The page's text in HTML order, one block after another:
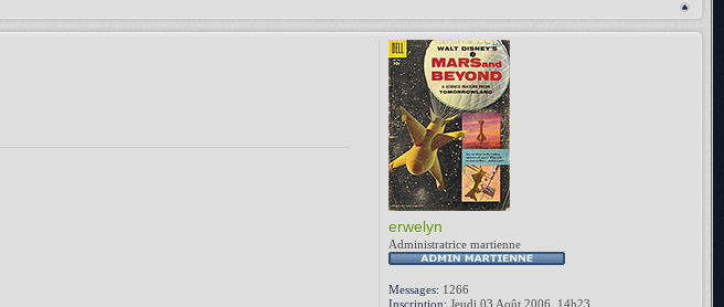
erwelyn
Administratrice martienne
Messages: 1266
Inscription: Jeudi 03 Août 2006, 14h23